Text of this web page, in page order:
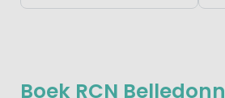
Boek RCN